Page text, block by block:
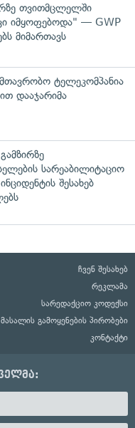
თვითმცლელში
იმყოფებოდა" — GWP
მიმართავს
ტელეკომპანია
დააჯარიმა
სარეაბილიტაციო
შესახებ
ჩვენ შესახებ
რეკლამა
სარედაქციო კოდექსი
მასალის გამოყენების პირობები
კონტაქტი